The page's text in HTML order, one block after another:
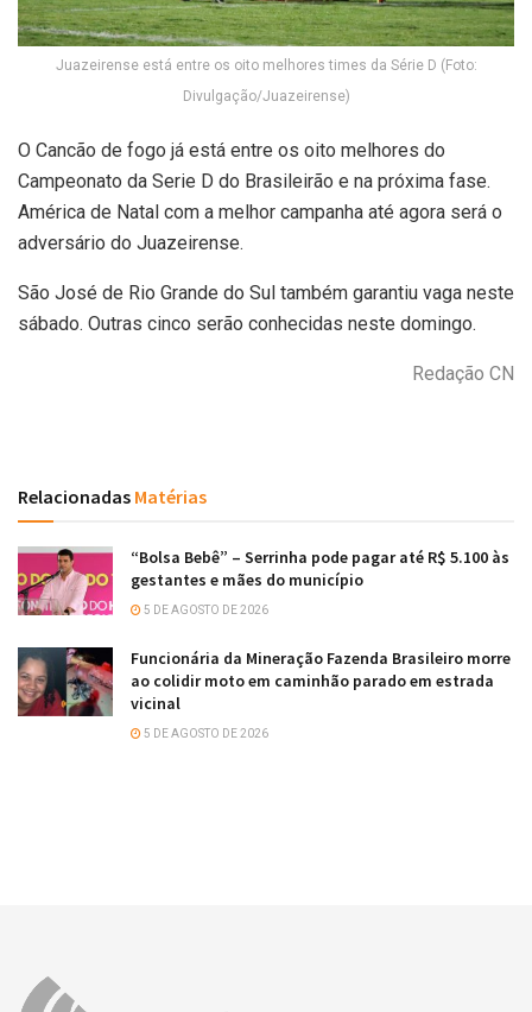
Juazeirense está entre os oito melhores times da Série D (Foto:
Divulgação/Juazeirense)
O Cancão de fogo já está entre os oito melhores do
Campeonato da Serie D do Brasileirão e na próxima fase.
América de Natal com a melhor campanha até agora será o
adversário do Juazeirense.
São José de Rio Grande do Sul também garantiu vaga neste
sábado. Outras cinco serão conhecidas neste domingo.
Redação CN
Relacionadas Matérias
“Bolsa Bebê” – Serrinha pode pagar até R$ 5.100 às
gestantes e mães do município
5 DE AGOSTO DE 2026
Funcionária da Mineração Fazenda Brasileiro morre
ao colidir moto em caminhão parado em estrada
vicinal
5 DE AGOSTO DE 2026